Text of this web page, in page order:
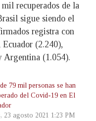
recuperados de la
sigue siendo el
registra con
(2.240),
Argentina (1.054).
79 mil personas se han
del Covid-19 en El
23 agosto 2021 1:23 PM